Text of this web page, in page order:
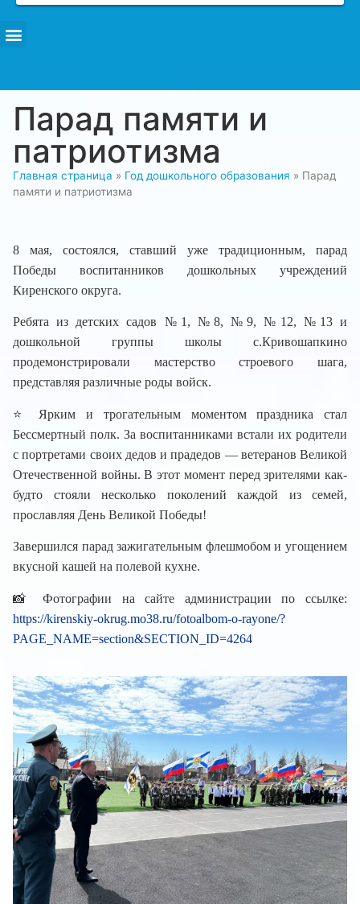
Парад памяти и
патриотизма
Главная страница » Год дошкольного образования » Парад
памяти и патриотизма
8 мая, состоялся, ставший уже традиционным, парад
Победы воспитанников дошкольных учреждений
Киренского округа.
Ребята из детских садов №1, №8, №9, №12, №13 и
дошкольной группы школы с.Кривошапкино
продемонстрировали мастерство строевого шага,
представляя различные роды войск.
⭐ Ярким и трогательным моментом праздника стал
Бессмертный полк. За воспитанниками встали их родители
с портретами своих дедов и прадедов — ветеранов Великой
Отечественной войны. В этот момент перед зрителями как-
будто стояли несколько поколений каждой из семей,
прославляя День Великой Победы!
Завершился парад зажигательным флешмобом и угощением
вкусной кашей на полевой кухне.
📸 Фотографии на сайте администрации по ссылке:
https://kirenskiy-okrug.mo38.ru/fotoalbom-o-rayone/?
PAGE_NAME=section&SECTION_ID=4264